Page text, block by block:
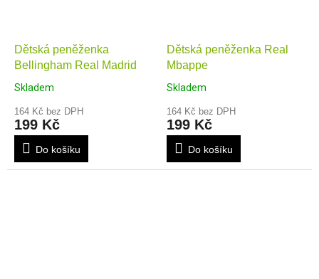
Dětská peněženka
Bellingham Real Madrid
Skladem
164 Kč bez DPH
199 Kč
Do košíku
Dětská peněženka Real
Mbappe
Skladem
164 Kč bez DPH
199 Kč
Do košíku